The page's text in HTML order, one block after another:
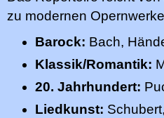
zu modernen
Barock: Bach,
Klassik/Romantik:
20. Jahrhundert:
Liedkunst: